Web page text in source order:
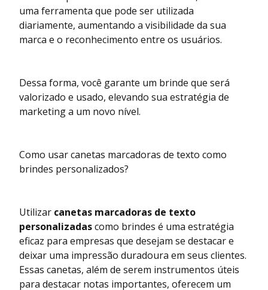
uma ferramenta que pode ser utilizada
diariamente, aumentando a visibilidade da sua
marca e o reconhecimento entre os usuários.
Dessa forma, você garante um brinde que será
valorizado e usado, elevando sua estratégia de
marketing a um novo nível.
Como usar canetas marcadoras de texto como
brindes personalizados?
Utilizar canetas marcadoras de texto
personalizadascomo brindes é uma estratégia
eficaz para empresas que desejam se destacar e
deixar uma impressão duradoura em seus clientes.
Essas canetas, além de serem instrumentos úteis
para destacar notas importantes, oferecem um